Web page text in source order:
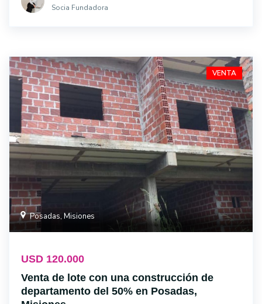
Socia Fundadora
VENTA
Posadas, Misiones
USD 120.000
Venta de lote con una construcción de
departamento del 50% en Posadas,